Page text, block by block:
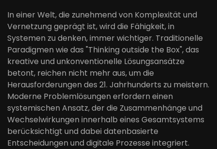
In einer Welt, die zunehmend von Komplexität und
Vernetzung geprägt ist, wird die Fähigkeit, in
Systemen zu denken, immer wichtiger. Traditionelle
Paradigmen wie das "Thinking outside the Box", das
kreative und unkonventionelle Lösungsansätze
betont, reichen nicht mehr aus, um die
Herausforderungen des 21. Jahrhunderts zu meistern.
Moderne Problemlösungen erfordern einen
systemischen Ansatz, der die Zusammenhänge und
Wechselwirkungen innerhalb eines Gesamtsystems
berücksichtigt und dabei datenbasierte
Entscheidungen und digitale Prozesse integriert.